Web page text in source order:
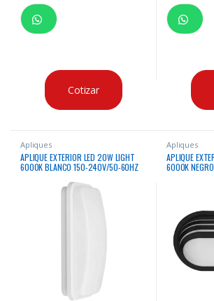
Cotizar
Apliques
APLIQUE EXTERIOR LED 20W LIGHT
6000K BLANCO 150-240V/50-60HZ
Apliques
APLIQUE
6000K